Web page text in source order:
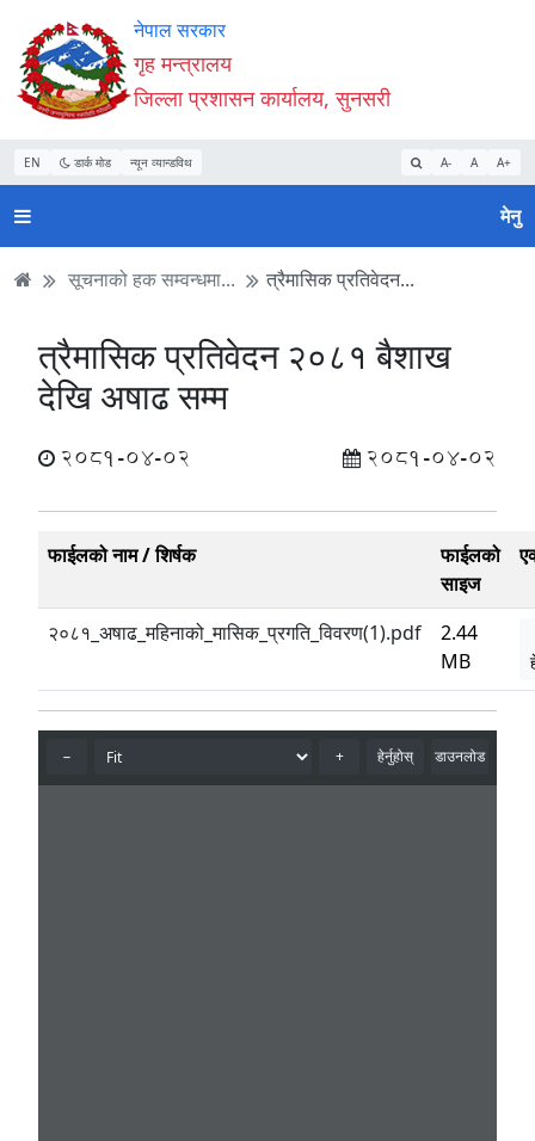
Accessibility
Mode
सुरु
गर्नुहोस्
सामाग्री
पढ्नुहाेस्
नेभिगेसन
पढ्नुहाेस्
वेबसाइट
खोजमा
जानुहोस्
नेपाल सरकार
गृह मन्त्रालय
जिल्ला प्रशासन कार्यालय, सुनसरी
EN डार्क मोड न्यून व्यान्डविथ A- A A+
मेनु
सूचनाको हक सम्वन्धमा... त्रैमासिक प्रतिवेदन...
त्रैमासिक प्रतिवेदन २०८१ बैशाख
देखि अषाढ सम्म
2081-04-02 2081-04-02
फाईलको नाम / शिर्षक
फाईलको
साइज
२०८१_अषाढ_महिनाको_मासिक_प्रगति_विवरण(1).pdf
2.44
MB